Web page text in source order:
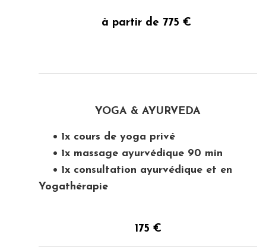
à partir de 775 €
YOGA & AYURVEDA
• 1x cours de yoga privé
• 1x massage ayurvédique 90 min
• 1x consultation ayurvédique et en
Yogathérapie
175 €